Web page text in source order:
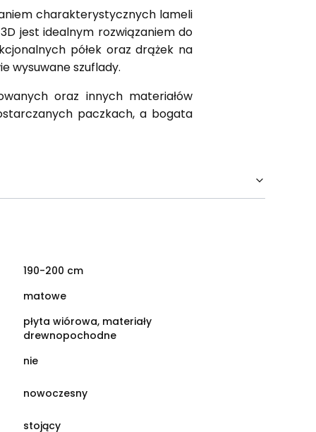
charakterystycznych lameli
jest idealnym rozwiązaniem do
półek oraz drążek na
wysuwane szuflady.
oraz innych materiałów
paczkach, a bogata
190-200 cm
matowe
płyta wiórowa, materiały
drewnopochodne
nie
nowoczesny
stojący